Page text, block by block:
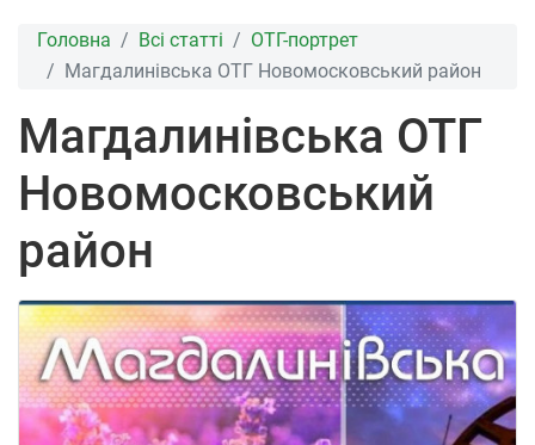
Головна Всі статті
ОТГ-портрет
Магдалинівська ОТГ Новомосковський район
Магдалинівська ОТГ
Новомосковський
район